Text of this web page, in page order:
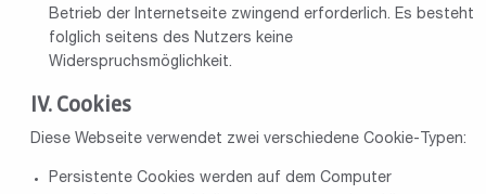
Betrieb der Internetseite zwingend erforderlich. Es besteht
folglich seitens des Nutzers keine
Widerspruchsmöglichkeit.
Cookies
Diese Webseite verwendet zwei verschiedene Cookie-Typen:
Persistente Cookies werden auf dem Computer